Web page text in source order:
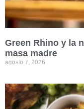
Green Rhino y la
masa madre
agosto 7, 2026